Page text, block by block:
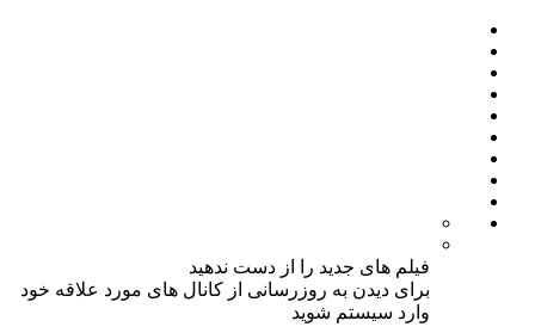
فیلم های جدید را از دست ندهید
برای دیدن به روزرسانی از کانال های مورد علاقه خود
وارد سیستم شوید